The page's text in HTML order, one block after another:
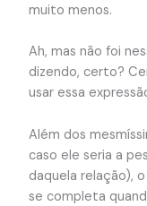
muito menos.
Ah, mas não foi
dizendo, certo?
usar essa
Além dos
caso ele seria a
daquela relação),
se completa